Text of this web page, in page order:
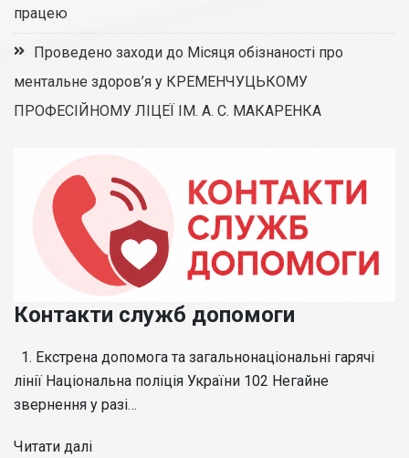
працею
Проведено заходи до Місяця обізнаності про
ментальне здоров’я у КРЕМЕНЧУЦЬКОМУ
ПРОФЕСІЙНОМУ ЛІЦЕЇ ІМ. А. С. МАКАРЕНКА
Контакти служб допомоги
1. Екстрена допомога та загальнонаціональні гарячі
лінії Національна поліція України 102 Негайне
звернення у разі…
Читати далі